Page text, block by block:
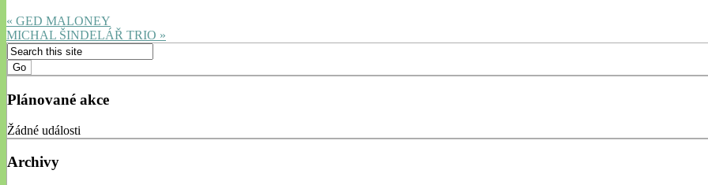
« GED MALONEY
MICHAL ŠINDELÁŘ TRIO »
Plánované akce
Žádné události
Archivy